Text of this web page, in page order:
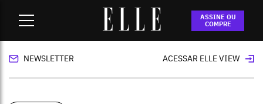
ASSINE OU
COMPRE
O vestido de inverno feminino merece um
espaço no seu guarda-roupa? Estes 8 modelos mostram que
NEWSLETTER ACESSAR ELLE VIEW